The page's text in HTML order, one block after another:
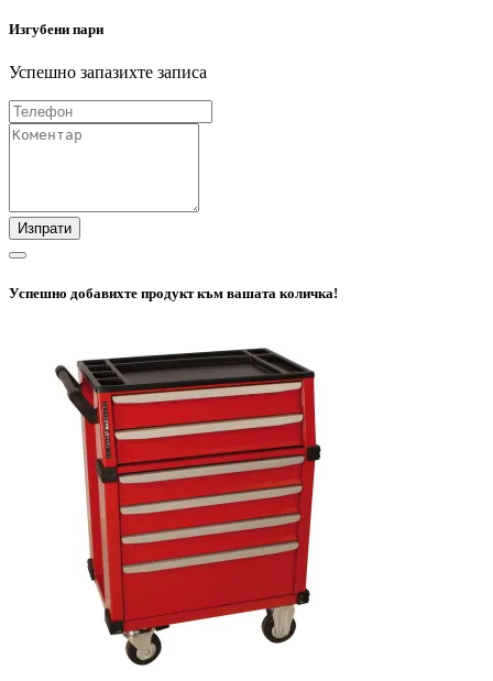
Изгубени пари
Успешно запазихте записа
Изпрати
Успешно добавихте продукт към вашата количка!